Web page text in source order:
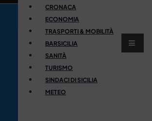
CRONACA
ECONOMIA
TRASPORTI & MOBILITÀ
BARSICILIA
SANITÀ
TURISMO
SINDACI DI SICILIA
METEO